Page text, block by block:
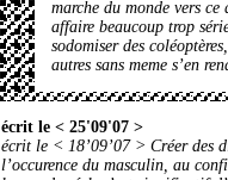
marche du monde vers
affaire beaucoup trop
sodomiser des
autres sans meme s’en
écrit le < 25'09'07 >
écrit le < 18’09’07 > Créer des
l’occurence du masculin, au